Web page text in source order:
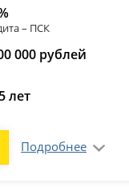
– ПСК
000 рублей
лет
Подробнее